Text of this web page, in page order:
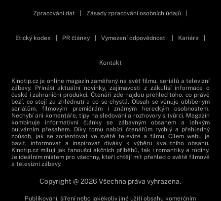
Zpracování dat Zásady zpracování osobních údajů
Etický kodex PR články Vymezení odpovědnosti Kariéra
Kontakt
Kinotip.cz je online magazín zaměřený na svět filmu, seriálů a televizní
zábavy. Přináší aktuální novinky, zajímavosti z zákulisí informace o
české i zahraniční produkci. Čtenáři zde najdou přehled toho, co právě
běží, co stojí za zhlédnutí a co se chystá. Obsah se věnuje oblíbeným
seriálům, filmovým premiérám i známým hereckým osobnostem.
Nechybí ani komentáře, tipy na sledování a rozhovory s tvůrci. Magazín
kombinuje informativní články se zábavným obsahem a lehkým
bulvárním přesahem. Díky tomu nabízí čtenářům rychlý a přehledný
způsob, jak se zorientovat ve světě televize a filmu. Cílem webu je
bavit, informovat a inspirovat diváky k výběru kvalitního obsahu.
Kinotip.cz milují jak fanoušci akčních příběhů, tak i romantiky a rodiny.
Je ideálním místem pro všechny, kteří chtějí mít přehled o světě filmové
a televizní zábavy.
Copyright @ 2026 Všechna práva vyhrazena.
Publikování, šíření nebo jakékoliv jiné užití obsahu komerčním